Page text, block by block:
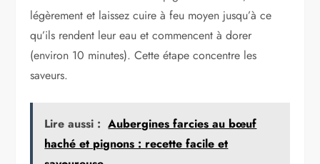
légèrement et laissez cuire à feu moyen jusqu’à ce
qu’ils rendent leur eau et commencent à dorer
(environ 10 minutes). Cette étape concentre les
saveurs.
Lire aussi : Aubergines farcies au bœuf
haché et pignons : recette facile et